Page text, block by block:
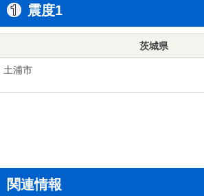
震度1
茨城県
土浦市
関連情報